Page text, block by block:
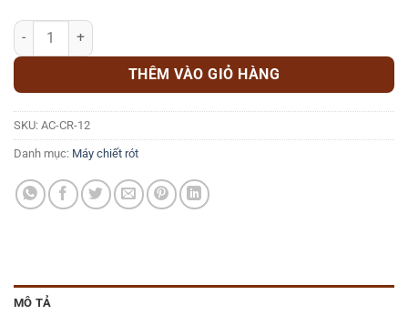
Máy chiết rót 4 vòi bơm từ AC-CR-12 số lượng
THÊM VÀO GIỎ HÀNG
SKU: AC-CR-12
Danh mục: Máy chiết rót
MÔ TẢ